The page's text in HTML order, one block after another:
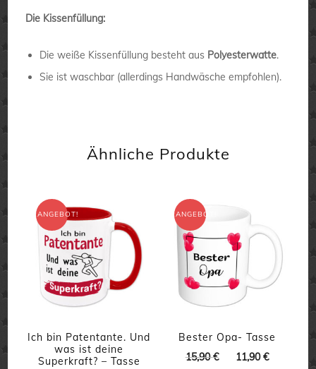
Die Kissenfüllung:
Die weiße Kissenfüllung besteht aus Polyesterwatte.
Sie ist waschbar (allerdings Handwäsche empfohlen).
Ähnliche Produkte
ANGEBOT!
Ich bin Patentante. Und
was ist deine
Superkraft? – Tasse
ANGEBOT!
Bester Opa- Tasse
15,90€
Ursprünglicher
11,90€